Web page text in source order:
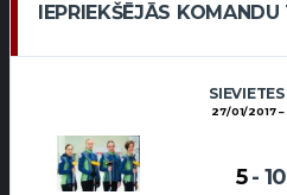
IEPRIEKŠĒJĀS
27/01/2017
5- 10